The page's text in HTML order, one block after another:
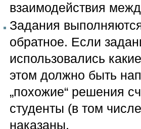
взаимодействия
Задания
обратное. Если
использовались
этом должно быть
„похожие“ решения
студенты (в том
наказаны.